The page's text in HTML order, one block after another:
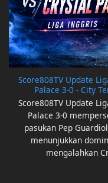
Score808TV Update
Palace 3-0 - City
Score808TV Update
Palace 3-0
pasukan Pep
menunjukkan
mengalahkan